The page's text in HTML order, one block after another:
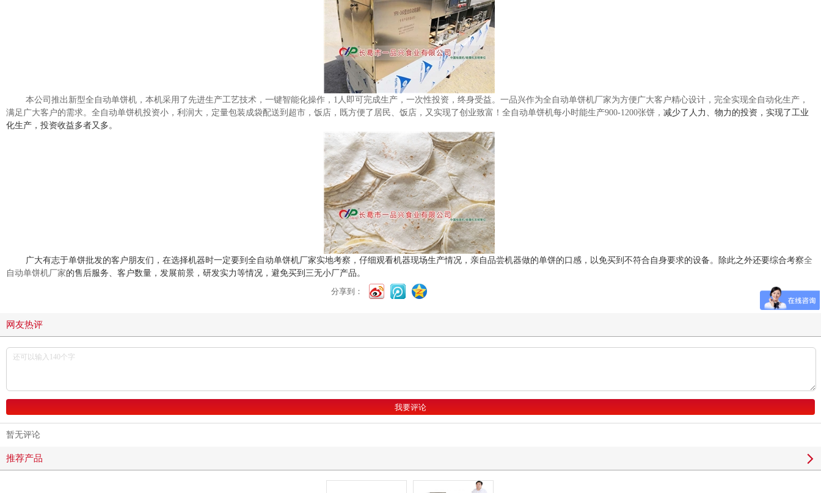
本公司推出新型全自动单饼机，本机采用了先进生产工艺技术，一键智能化操作， 1 人即可完成生产，一次性投资，终身受益。一品兴作为全自动单饼机厂家为方便广大客户精心设计，完全实现全自动化生产，
满足广大客户的需求。全自动单饼机投资小，利润大，定量包装成袋配送到超市，饭店，既方便了居民、饭店，又实现了创业致富！全自动单饼机每小时能生产900-1200张饼， 减少了人力、物力的投资，实现了工业
化生产，投资收益多者又多。
广大有志于单饼批发的客户朋友们，在选择机器时一定要到全自动单饼机厂家实地考察，仔细观看机器现场生产情况，亲自品尝机器做的单饼的口感，以免买到不符合自身要求的设备。除此之外还要综合考察全
自动单饼机厂家的售后服务、客户数量，发展前景，研发实力等情况，避免买到三无小厂产品。
分享到：
网友热评
暂无评论
推荐产品